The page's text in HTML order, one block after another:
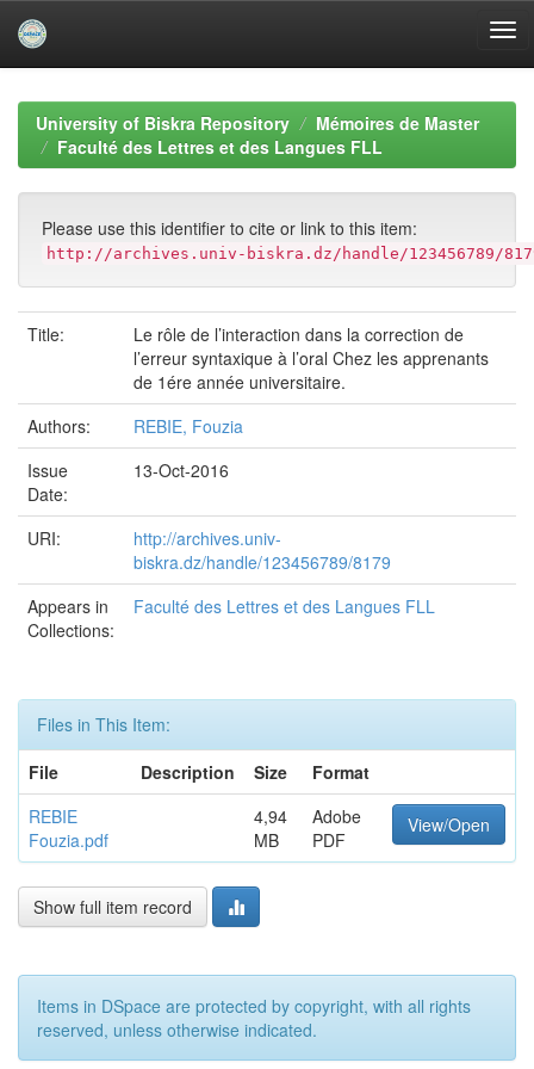
navigationUniversity of Biskra Repository
Mémoires de Master
Faculté des Lettres et des Langues FLL
Please use this identifier to cite or link to this item:
http://archives.univ-biskra.dz/handle/123456789/
Title:
Le rôle de l’interaction dans la correction de
l’erreur syntaxique à l’oral Chez les apprenants
de 1ére année universitaire.
Authors:
REBIE, Fouzia
Issue
Date:
13-Oct-2016
URI:
http://archives.univ-
biskra.dz/handle/123456789/8179
Appears in
Collections:
Faculté des Lettres et des Langues FLL
Files in This Item:
File
Description Size
Format
REBIE
Fouzia.pdf
4,94
MB
Adobe
PDF
View/Open
Show full item record
Items in DSpace are protected by copyright, with all rights
reserved, unless otherwise indicated.